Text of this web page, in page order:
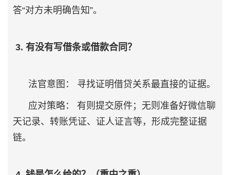
答“对方未明确告知”。
3. 有没有写借条或借款合同？
法官意图： 寻找证明借贷关系最直接的证据。
应对策略： 有则提交原件；无则准备好微信聊
天记录、转账凭证、证人证言等，形成完整证据
链。